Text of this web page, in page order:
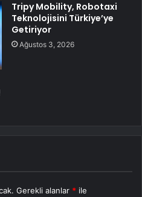
Tripy Mobility, Robotaxi
Teknolojisini Türkiye’ye
Getiriyor
Ağustos 3, 2026
Gerekli alanlar * ile